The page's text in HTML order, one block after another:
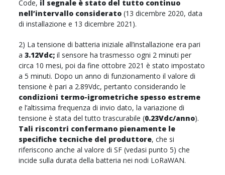
Code, il segnale è stato del tutto continuo
nell’intervallo considerato (13 dicembre 2020, data
di installazione e 13 dicembre 2021).
2) La tensione di batteria iniziale all’installazione era pari
a 3.12Vdc; il sensore ha trasmesso ogni 2 minuti per
circa 10 mesi, poi da fine ottobre 2021 è stato impostato
a 5 minuti. Dopo un anno di funzionamento il valore di
tensione è pari a 2.89Vdc, pertanto considerando le
condizioni termo-igrometriche spesso estreme
e l’altissima frequenza di invio dato, la variazione di
tensione è stata del tutto trascurabile (0.23Vdc/anno).
Tali riscontri confermano pienamente le
specifiche tecniche del produttore, che si
riferiscono anche al valore di SF (vedasi punto 5) che
incide sulla durata della batteria nei nodi LoRaWAN.